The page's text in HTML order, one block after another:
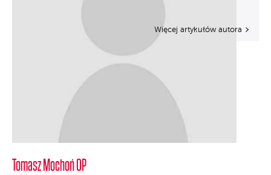
Tomasz Mochoń OP
Więcej artykułów autora